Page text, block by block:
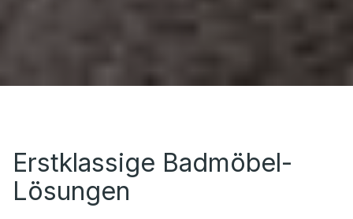
Erstklassige Badmöbel-
Lösungen